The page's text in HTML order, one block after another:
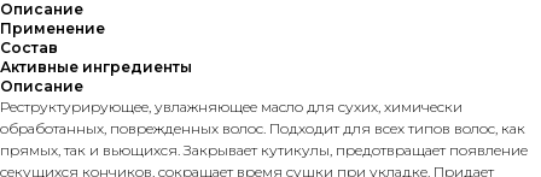
Описание
Применение
Состав
Активные ингредиенты
Описание
Реструктурирующее, увлажняющее масло для сухих, химически
обработанных, поврежденных волос. Подходит для всех типов волос, как
прямых, так и вьющихся. Закрывает кутикулы, предотвращает появление
секущихся кончиков, сокращает время сушки при укладке. Придает